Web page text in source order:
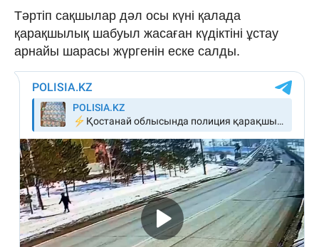
Тәртіп сақшылар дәл осы күні қалада
қарақшылық шабуыл жасаған күдіктіні ұстау
арнайы шарасы жүргенін еске салды.